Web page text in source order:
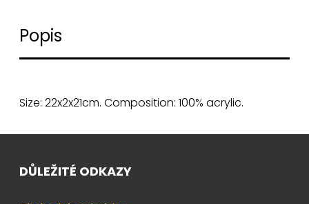
Popis
Size: 22x2x21cm. Composition: 100% acrylic.
DŮLEŽITÉ ODKAZY